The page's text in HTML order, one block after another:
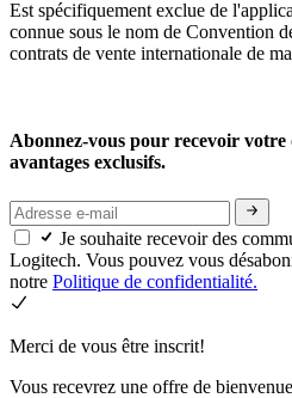
Est spécifiquement exclue de
connue sous le nom de Convention
contrats de vente internationale de
Abonnez-vous pour recevoir votre
avantages exclusifs.
Je souhaite recevoir des
Logitech. Vous pouvez vous
notre Politique de confidentialité.
Merci de vous être inscrit!
Vous recevrez une offre de